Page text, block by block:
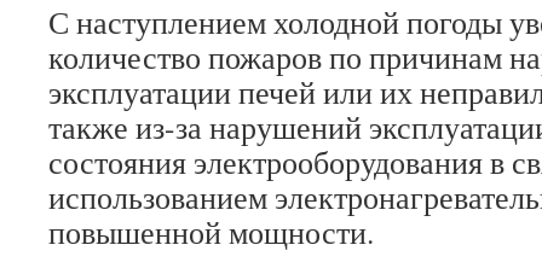
С наступлением холодной погоды
количество пожаров по причинам
эксплуатации печей или их
также из-за нарушений
состояния электрооборудования в
использованием
повышенной мощности.